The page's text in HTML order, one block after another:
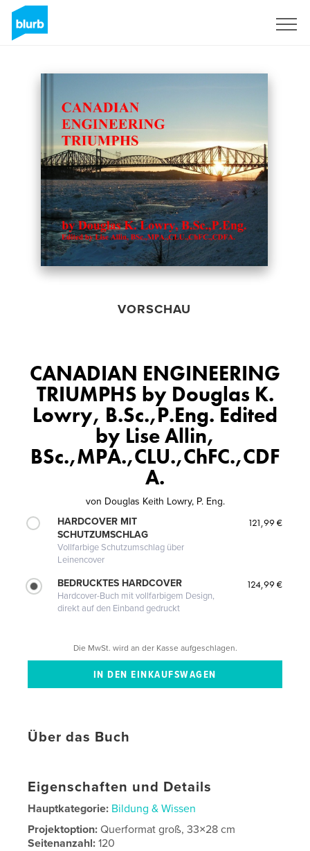
VORSCHAU
CANADIAN ENGINEERING
TRIUMPHS by Douglas K.
Lowry, B.Sc.,P.Eng. Edited
by Lise Allin,
BSc.,MPA.,CLU.,ChFC.,CDF
A.
von Douglas Keith Lowry, P. Eng.
HARDCOVER MIT
SCHUTZUMSCHLAG
Vollfarbige Schutzumschlag über
Leinencover
121,99 €
BEDRUCKTES HARDCOVER
Hardcover-Buch mit vollfarbigem Design,
direkt auf den Einband gedruckt
124,99 €
Die MwSt. wird an der Kasse aufgeschlagen.
Über das Buch
Eigenschaften und Details
Hauptkategorie: Bildung & Wissen
Projektoption:Querformat groß, 33×28 cm
Seitenanzahl:120